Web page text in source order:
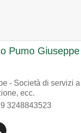
Pumo Giuseppe
- Società di servizi
ecc.
3248843523